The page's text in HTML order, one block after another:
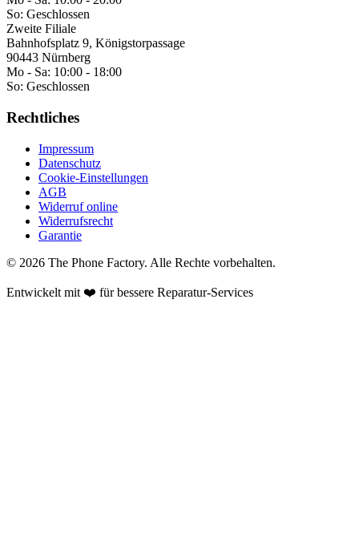
So: Geschlossen
Zweite Filiale
Bahnhofsplatz 9, Königstorpassage
90443 Nürnberg
Mo - Sa: 10:00 - 18:00
So: Geschlossen
Rechtliches
Impressum
Datenschutz
Cookie-Einstellungen
AGB
Widerruf online
Widerrufsrecht
Garantie
© 2026 The Phone Factory. Alle Rechte vorbehalten.
Entwickelt mit ❤️ für bessere Reparatur-Services